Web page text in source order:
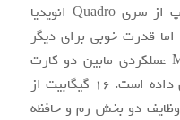
کارت گرافیک موجود در این لپ‌تاپ از سری Quadro انویدیا
قدرت خوبی برای دیگر
کارها دارند. کارت گرافیک M1200 عملکردی مابین دو کارت
MX 350 و MX 450 از خود نشان داده است. 16 گیگابیت از
نوع DDR4 و 512 گیگابایت SSD وظایف دو بخش رم و حافظه